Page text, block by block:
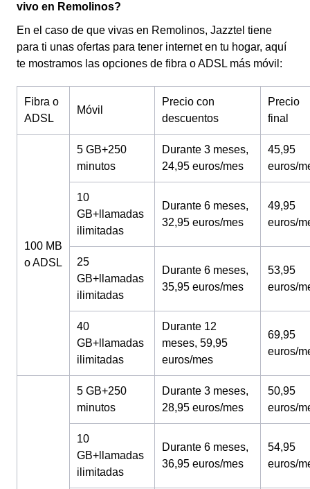
vivo en Remolinos?
En el caso de que vivas en Remolinos, Jazztel tiene
para ti unas ofertas para tener internet en tu hogar, aquí
te mostramos las opciones de fibra o ADSL más móvil:
Fibra o
ADSL
Móvil
Precio con
descuentos
Precio
final
100 MB
o ADSL
5 GB+250
minutos
Durante 3 meses,
24,95 euros/mes
45,95
euros/
10
GB+llamadas
ilimitadas
Durante 6 meses,
32,95 euros/mes
49,95
euros/
25
GB+llamadas
ilimitadas
Durante 6 meses,
35,95 euros/mes
53,95
euros/
40
GB+llamadas
ilimitadas
Durante 12
meses, 59,95
euros/mes
69,95
euros/
5 GB+250
minutos
Durante 3 meses,
28,95 euros/mes
50,95
euros/
10
GB+llamadas
ilimitadas
Durante 6 meses,
36,95 euros/mes
54,95
euros/